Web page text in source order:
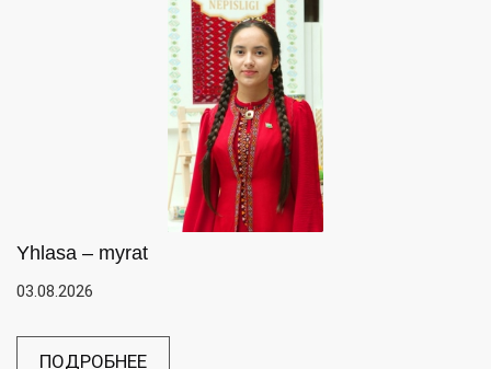
Yhlasa – myrat
03.08.2026
ПОДРОБНЕЕ